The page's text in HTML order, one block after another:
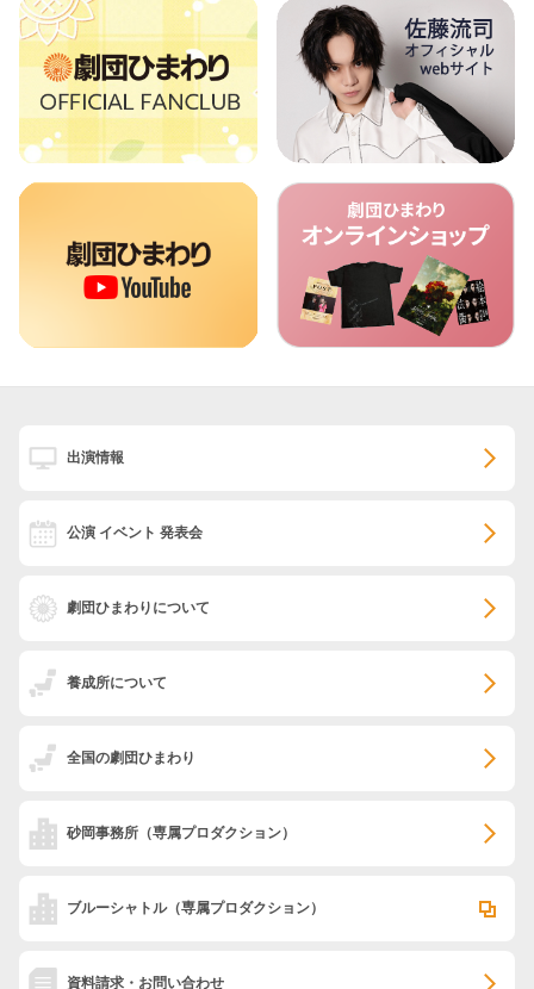
出演情報
公演 イベント 発表会
劇団ひまわりについて
養成所について
全国の劇団ひまわり
砂岡事務所 （専属プロダクション）
ブルーシャトル（専属プロダクション）
資料請求・お問い合わせ